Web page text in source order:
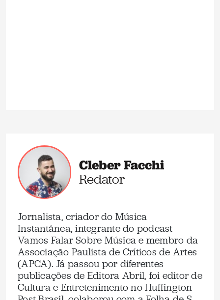
Cleber Facchi
Redator
Jornalista, criador do Música
Instantânea, integrante do podcast
Vamos Falar Sobre Música e membro da
Associação Paulista de Críticos de Artes
(APCA). Já passou por diferentes
publicações de Editora Abril, foi editor de
Cultura e Entretenimento no Huffington